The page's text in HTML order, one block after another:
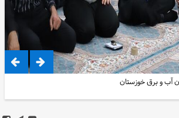
و برق خوزستان